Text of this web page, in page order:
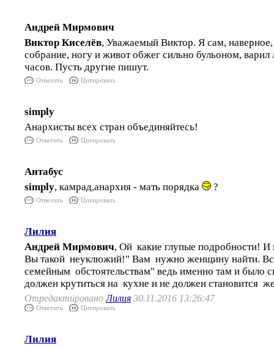
Андрей Мирмович
Виктор Киселёв, Уважаемый Виктор. Я сам, наверное,
собрание, ногу и живот обжег сильно бульоном, варил
часов. Пусть другие пишут.
Ответить Цитировать
simply
Анархисты всех стран объединяйтесь!
Ответить Цитировать
Антабус
simply, камрад,анархия - мать порядка ?
Ответить Цитировать
Лилия
Андрей Мирмович, Ой какие глупые подробности! И
Вы такой неуклюжий!" Вам нужно женщину найти.
семейным обстоятельствам" ведь именно там и было
должен крутиться на кухне и не должен становится
ОтредактированоЛилия 30.11.2016 13:26:47
Ответить Цитировать
Лилия